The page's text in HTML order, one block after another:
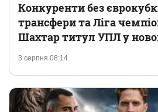
3 серпня 08:14
Конкуренти без
трансфери та Ліга
Шахтар титул УПЛ у